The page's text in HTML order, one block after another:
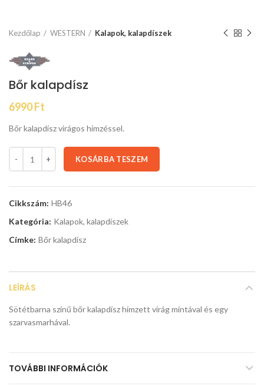
Kezdőlap WESTERN Kalapok, kalapdíszek
Bőr kalapdísz
6990Ft
Bőr kalapdísz virágos hímzéssel.
KOSÁRBA TESZEM
Cikkszám: HB46
Kategória: Kalapok, kalapdíszek
Címke: Bőr kalapdísz
LEÍRÁS
Sötétbarna színű bőr kalapdísz hímzett virág mintával és egy
szarvasmarhával.
TOVÁBBI INFORMÁCIÓK